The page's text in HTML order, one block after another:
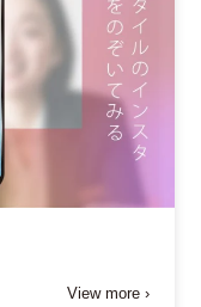
View more ›